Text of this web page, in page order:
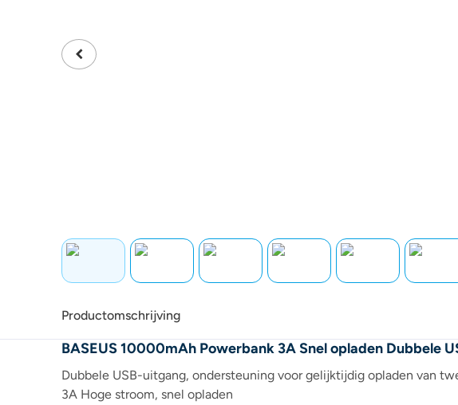
Productomschrijving
BASEUS 10000mAh Powerbank 3A Snel opladen Dubbele
Dubbele USB-uitgang, ondersteuning voor gelijktijdig opladen van
3A Hoge stroom, snel opladen